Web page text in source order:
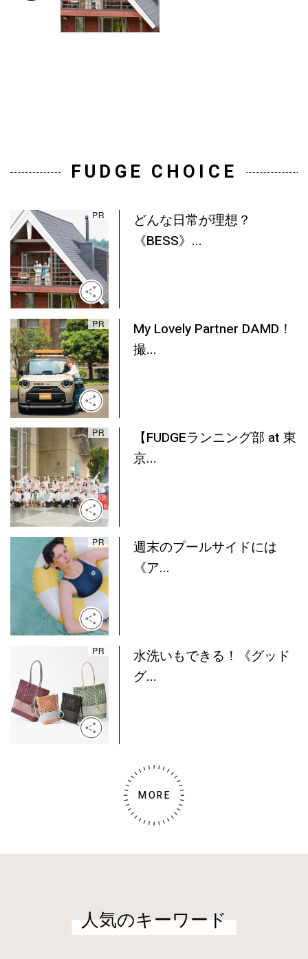
FUDGE CHOICE
どんな日常が理想？
《BESS》...
My Lovely Partner DAMD！
撮...
【FUDGEランニング部 at 東
京...
週末のプールサイドには
《ア...
水洗いもできる！《グッド
グ...
MORE
人気のキーワード